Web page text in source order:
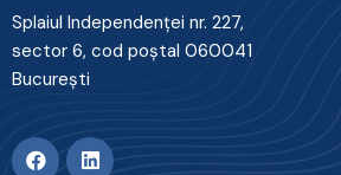
Splaiul Independenţei nr. 227,
sector 6, cod poştal 060041
Bucureşti